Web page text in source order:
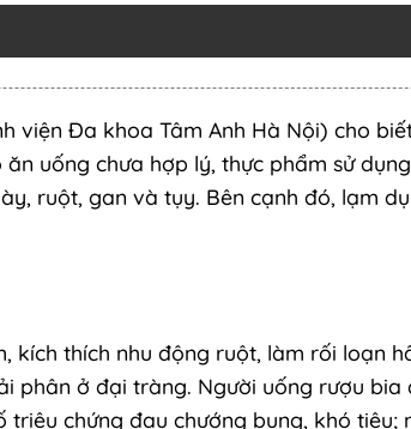
viện Đa khoa Tâm Anh Hà Nội) cho
uống chưa hợp lý, thực phẩm sử
ruột, gan và tụy. Bên cạnh đó, lạm
kích thích nhu động ruột, làm rối loạn
phân ở đại tràng. Người uống rượu bia
chứng đau chướng bụng, khó tiêu;